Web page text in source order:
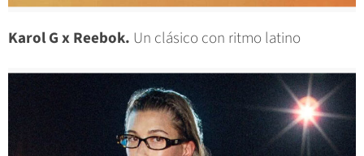
Karol G x Reebok. Un clásico con ritmo latino